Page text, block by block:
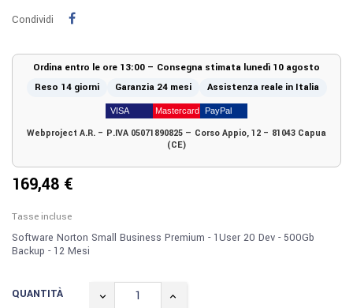
Condividi
Ordina entro le ore 13:00 – Consegna stimata lunedì 10 agosto
Reso 14 giorni
Garanzia 24 mesi Assistenza reale in Italia
Webproject A.R. – P.IVA 05071890825 — Corso Appio, 12 – 81043 Capua
(CE)
169,48 €
Tasse incluse
Software Norton Small Business Premium - 1User 20 Dev - 500Gb
Backup - 12 Mesi
QUANTITÀ